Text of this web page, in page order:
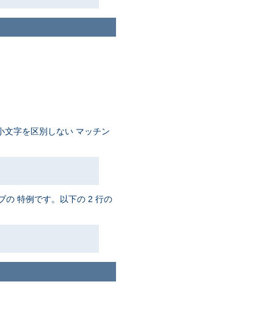
文字を区別しない マッチン
の 特例です。以下の 2 行の